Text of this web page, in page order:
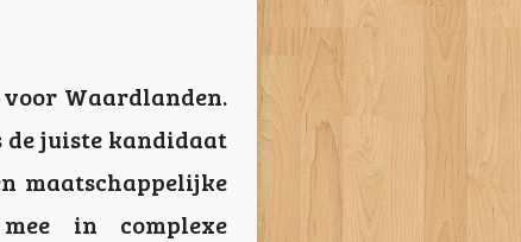
Waardlanden.
de juiste kandidaat
maatschappelijke
in complexe